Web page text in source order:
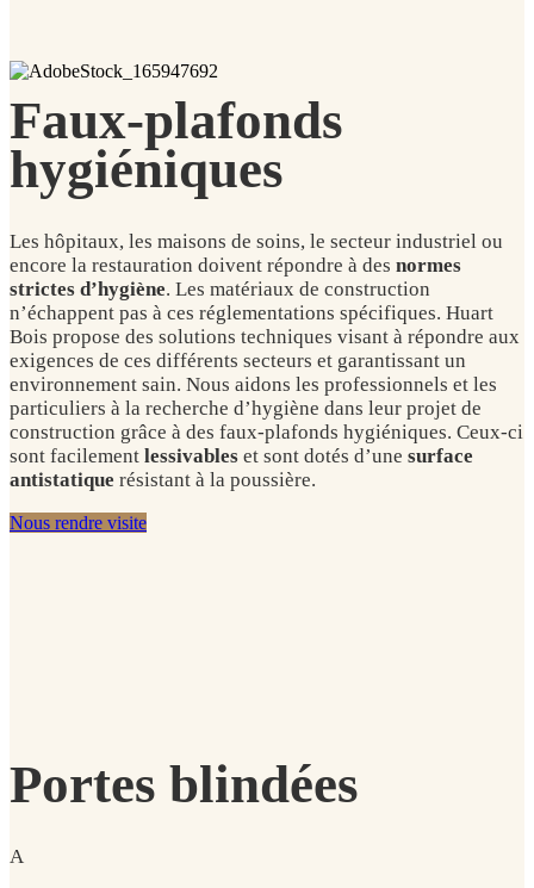
Faux-plafonds
hygiéniques
Les hôpitaux, les maisons de soins, le secteur industriel ou
encore la restauration doivent répondre à des normes
strictes d’hygiène. Les matériaux de construction
n’échappent pas à ces réglementations spécifiques. Huart
Bois propose des solutions techniques visant à répondre aux
exigences de ces différents secteurs et garantissant un
environnement sain. Nous aidons les professionnels et les
particuliers à la recherche d’hygiène dans leur projet de
construction grâce à des faux-plafonds hygiéniques. Ceux-ci
sont facilement lessivables et sont dotés d’une surface
antistatique résistant à la poussière.
Nous rendre visite
Portes blindées
A